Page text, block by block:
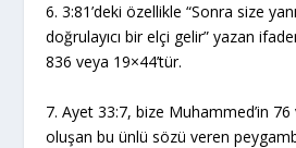
6. 3:81’deki özellikle “Sonra size
doğrulayıcı bir elçi gelir” yazan
836 veya 19×44’tür.
7. Ayet 33:7, bize Muhammed’in
oluşan bu ünlü sözü veren